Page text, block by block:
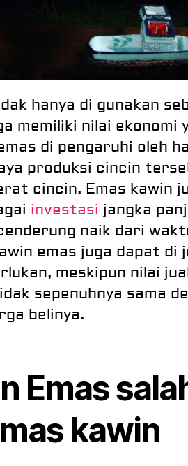
hanya di gunakan
memiliki nilai ekonomi
di pengaruhi oleh
produksi cincin
cincin. Emas kawin
investasi jangka
naik dari
emas juga dapat di
meskipun nilai
sepenuhnya sama
belinya.
Emas
kawin